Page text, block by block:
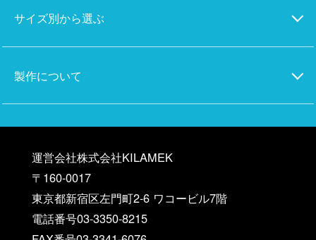
サイズ別から選ぶ
製作について
運営会社株式会社KILAMEK
〒160-0017
東京都新宿区左門町2-6 ワコービル7階
電話番号03-3350-8215